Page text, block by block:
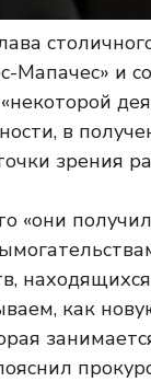
Мапачес» и
в
зрения
«они
как